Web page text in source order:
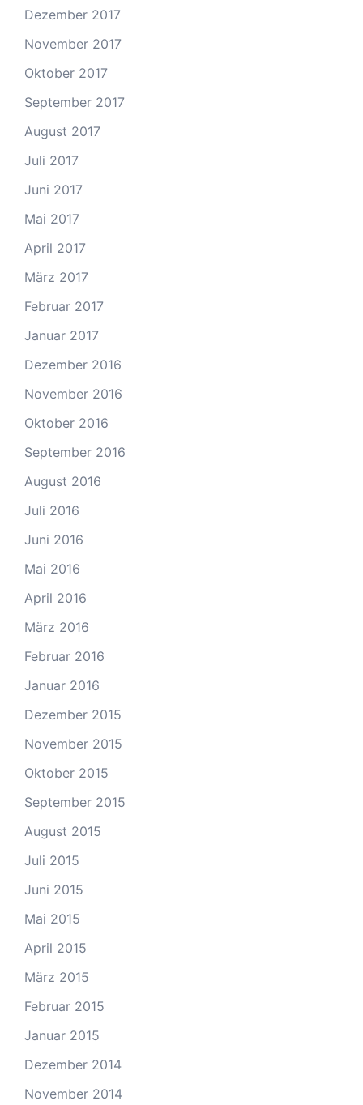
Dezember 2017
November 2017
Oktober 2017
September 2017
August 2017
Juli 2017
Juni 2017
Mai 2017
April 2017
März 2017
Februar 2017
Januar 2017
Dezember 2016
November 2016
Oktober 2016
September 2016
August 2016
Juli 2016
Juni 2016
Mai 2016
April 2016
März 2016
Februar 2016
Januar 2016
Dezember 2015
November 2015
Oktober 2015
September 2015
August 2015
Juli 2015
Juni 2015
Mai 2015
April 2015
März 2015
Februar 2015
Januar 2015
Dezember 2014
November 2014